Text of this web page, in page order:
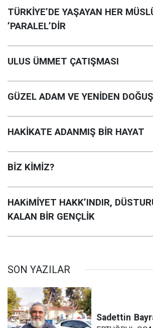
TÜRKİYE’DE YAŞAYAN HER
’PARALEL’DİR
ULUS ÜMMET ÇATIŞMASI
GÜZEL ADAM VE YENİDEN DOĞUŞ
HAKİKATE ADANMIŞ BİR HAYAT
BİZ KİMİZ?
HAKiMİYET HAKK’INDIR,
KALAN BİR GENÇLİK
SON YAZILAR
Sadettin